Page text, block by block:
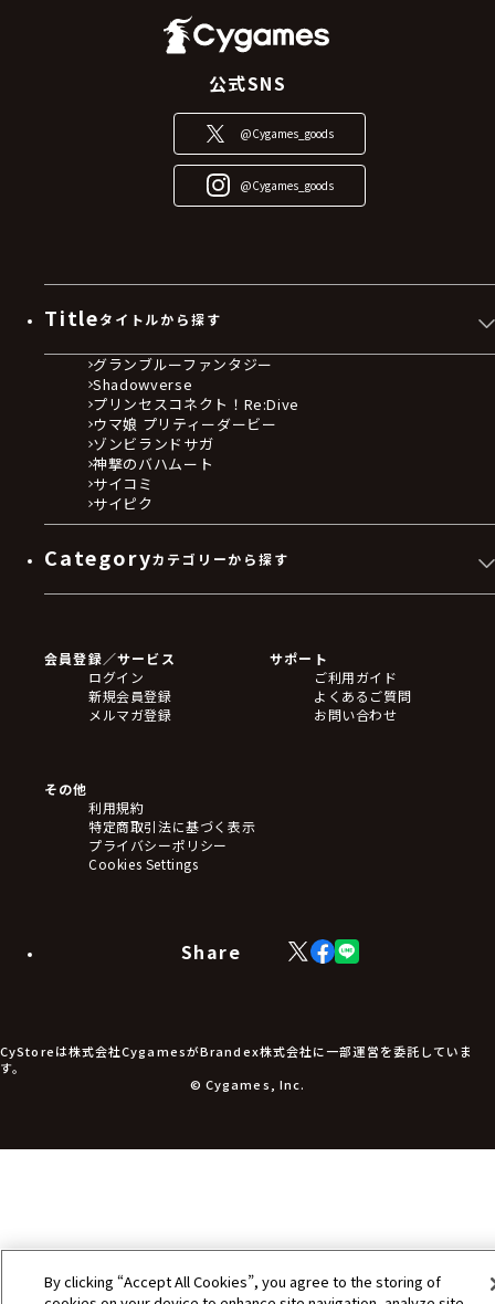
公式SNS
@Cygames_goods
@Cygames_goods
Titleタイトルから探す
グランブルーファンタジー
Shadowverse
プリンセスコネクト！Re:Dive
ウマ娘 プリティーダービー
ゾンビランドサガ
神撃のバハムート
サイコミ
サイピク
Categoryカテゴリーから探す
フィギュア
アクリルスタンド
バッジ
キーホルダー・ストラップ
ステッカー・シール・カード
タペストリー・ポスター
アームサポーター
ブレードホルダー
食品・飲料品
アパレル小物
アクセサリー
会員登録／サービス
ログイン
新規会員登録
メルマガ登録
サポート
ご利用ガイド
よくあるご質問
お問い合わせ
その他
利用規約
特定商取引法に基づく表示
プライバシーポリシー
Cookies Settings
Share
X
(Twitter)
Facebook
LINE
CyStoreは株式会社CygamesがBrandex株式会社に一部運営を委託していま
す。
© Cygames, Inc.
By clicking “Accept All Cookies”, you agree to the storing of